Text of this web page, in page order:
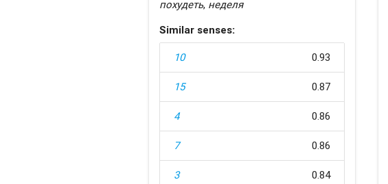
похудеть, неделя
Similar senses:
10 0.93
15 0.87
4 0.86
7 0.86
3 0.84